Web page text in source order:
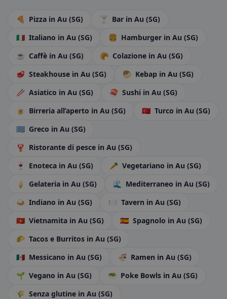
🍕 Pizza in Au (SG) 🍸 Bar in Au (SG)
🇮🇹 Italiano in Au (SG) 🍔 Hamburger in Au (SG)
☕ Caffè in Au (SG) 🥐 Colazione in Au (SG)
🥩 Steakhouse in Au (SG) 🥙 Kebap in Au (SG)
🥢 Asiatico in Au (SG) 🍣 Sushi in Au (SG)
🍺 Birreria all’aperto in Au (SG) 🇹🇷 Turco in Au (SG)
🇬🇷 Greco in Au (SG)
🦞 Ristorante di pesce in Au (SG)
🍷
Enoteca in Au (SG) 🥕 Vegetariano in Au (SG)
🍦
Gelateria in Au (SG) 🌊 Mediterraneo in Au (SG)
🍛 Indiano in Au (SG) 🍽️ Tavern in Au (SG)
🇻🇳 Vietnamita in Au (SG) 🇪🇸 Spagnolo in Au (SG)
🌮 Tacos e Burritos in Au (SG)
🇲🇽 Messicano in Au (SG) 🍜 Ramen in Au (SG)
🌱 Vegano in Au (SG) 🥗 Poke Bowls in Au (SG)
🌾 Senza glutine in Au (SG)